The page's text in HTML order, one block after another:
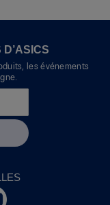
les événements